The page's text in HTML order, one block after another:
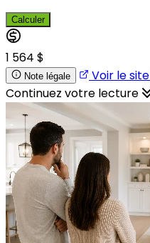
Calculer
1 564 $
Note légale Voir le site
Continuez votre lecture